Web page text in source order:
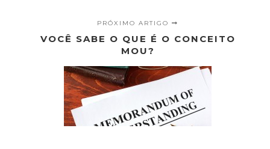
PRÓXIMO ARTIGO
VOCÊ SABE O QUE É O CONCEITO
MOU?